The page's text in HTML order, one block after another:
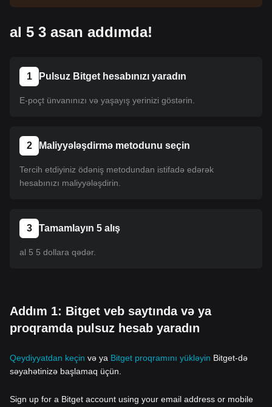
sonra onu almaq üçün təlimatımızı izləyə bilərsiniz.
al 5 3 asan addımda!
1 Pulsuz Bitget hesabınızı yaradın
E-poçt ünvanınızı və yaşayış yerinizi göstərin.
2 Maliyyələşdirmə metodunu seçin
Tercih etdiyiniz ödəniş metodundan istifadə edərək
hesabınızı maliyyələşdirin.
3 Tamamlayın 5 alış
al 5 5 dollara qədər.
Addım 1: Bitget veb saytında və ya
proqramda pulsuz hesab yaradın
Qeydiyyatdan keçin və ya Bitget proqramını yükləyin Bitget-də
səyahətinizə başlamaq üçün.
Sign up for a Bitget account using your email address or mobile